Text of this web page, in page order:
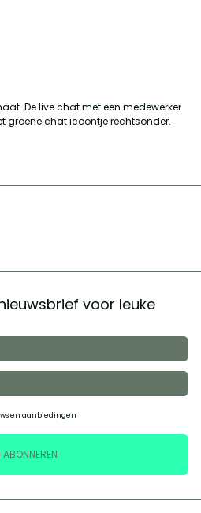
De live chat met een medewerker
groene chat icoontje rechtsonder.
voor leuke
en aanbiedingen
ABONNEREN